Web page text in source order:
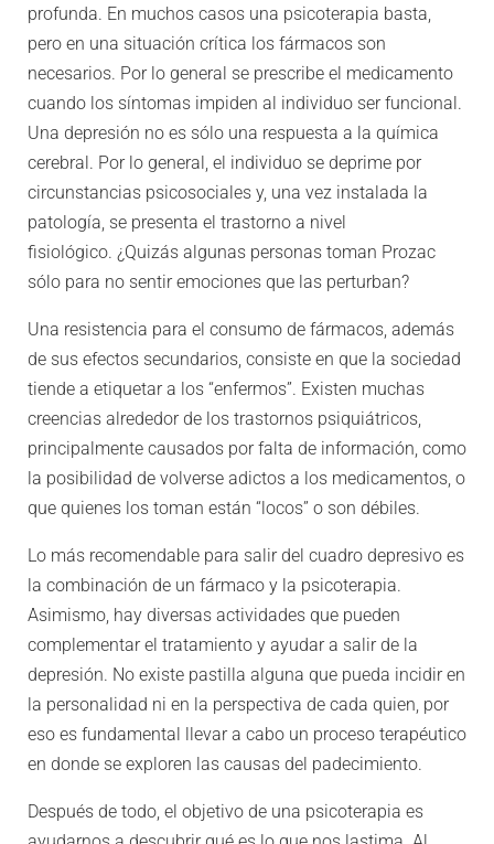
profunda. En muchos casos una psicoterapia basta,
pero en una situación crítica los fármacos son
necesarios. Por lo general se prescribe el medicamento
cuando los síntomas impiden al individuo ser funcional.
Una depresión no es sólo una respuesta a la química
cerebral. Por lo general, el individuo se deprime por
circunstancias psicosociales y, una vez instalada la
patología, se presenta el trastorno a nivel
fisiológico. ¿Quizás algunas personas toman Prozac
sólo para no sentir emociones que las perturban?
Una resistencia para el consumo de fármacos, además
de sus efectos secundarios, consiste en que la sociedad
tiende a etiquetar a los “enfermos”. Existen muchas
creencias alrededor de los trastornos psiquiátricos,
principalmente causados por falta de información, como
la posibilidad de volverse adictos a los medicamentos, o
que quienes los toman están “locos” o son débiles.
Lo más recomendable para salir del cuadro depresivo es
la combinación de un fármaco y la psicoterapia.
Asimismo, hay diversas actividades que pueden
complementar el tratamiento y ayudar a salir de la
depresión. No existe pastilla alguna que pueda incidir en
la personalidad ni en la perspectiva de cada quien, por
eso es fundamental llevar a cabo un proceso terapéutico
en donde se exploren las causas del padecimiento.
Después de todo, el objetivo de una psicoterapia es